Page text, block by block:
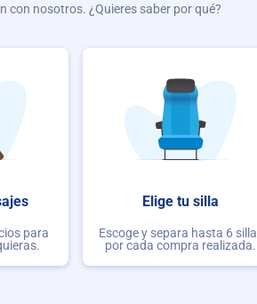
con nosotros. ¿Quieres saber por qué?
para
Elige tu silla
Escoge y separa hasta 6
por cada compra realizada.